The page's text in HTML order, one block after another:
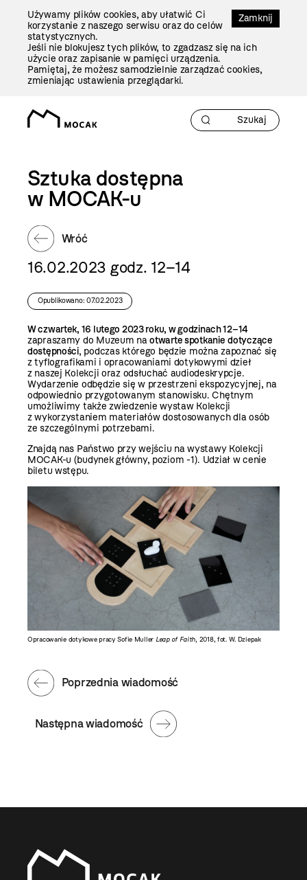
Zamknij
Używamy plików cookies, aby ułatwić Ci
korzystanie z naszego serwisu oraz do celów
statystycznych.
Jeśli nie blokujesz tych plików, to zgadzasz się na ich
użycie oraz zapisanie w pamięci urządzenia.
Pamiętaj, że możesz samodzielnie zarządzać cookies,
zmieniając ustawienia przeglądarki.
Sztuka dostępna
w MOCAK-u
Wróć
16.02.2023 godz. 12–14
Opublikowano: 07.02.2023
W czwartek, 16 lutego 2023 roku, w godzinach 12–14
zapraszamy do Muzeum naotwarte spotkanie dotyczące
dostępności, podczas którego będzie można zapoznać się
z tyflografikami i opracowaniami dotykowymi dzieł
z naszej Kolekcji oraz odsłuchać audiodeskrypcje.
Wydarzenie odbędzie się w przestrzeni ekspozycyjnej, na
odpowiednio przygotowanym stanowisku. Chętnym
umożliwimy także zwiedzenie wystaw Kolekcji
z wykorzystaniem materiałów dostosowanych dla osób
ze szczególnymi potrzebami.
Znajdą nas Państwo przy wejściu na wystawy Kolekcji
MOCAK-u (budynek główny, poziom -1). Udział w cenie
biletu wstępu.
Opracowanie dotykowe pracy Sofie Muller Leap of Faith, 2018, fot. W. Dziepak
Następna wiadomość
Poprzednia wiadomość